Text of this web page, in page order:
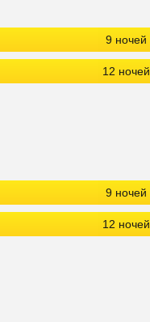
9 ночей
12 ночей
9 ночей
12 ночей